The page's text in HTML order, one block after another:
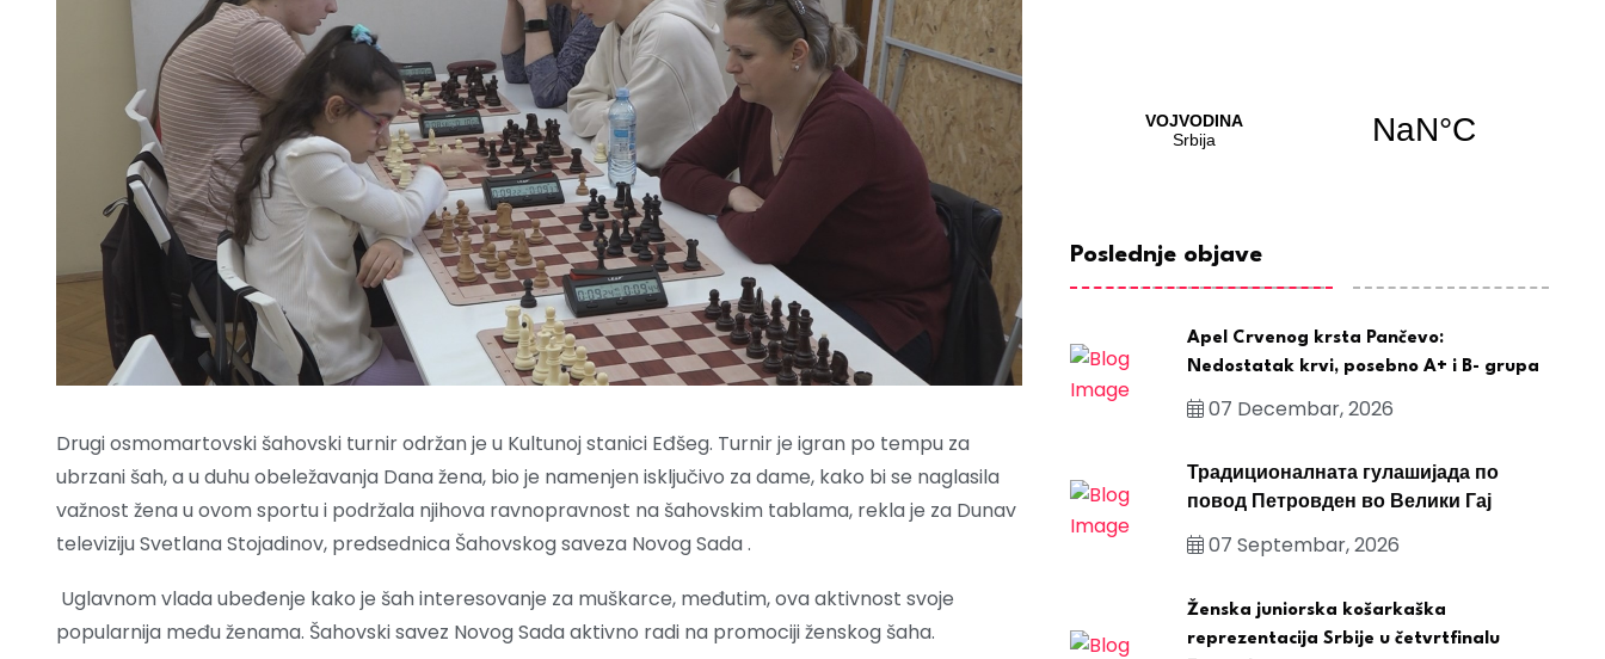
Drugi osmomartovski šahovski turnir održan je u Kultunoj stanici Eđšeg. Turnir je igran po tempu za
ubrzani šah, a u duhu obeležavanja Dana žena, bio je namenjen isključivo za dame, kako bi se naglasila
važnost žena u ovom sportu i podržala njihova ravnopravnost na šahovskim tablama, rekla je za Dunav
televiziju Svetlana Stojadinov, predsednica Šahovskog saveza Novog Sada .
Uglavnom vlada ubeđenje kako je šah interesovanje za muškarce, međutim, ova aktivnost svoje
popularnija među ženama. Šahovski savez Novog Sada aktivno radi na promociji ženskog šaha.
Poslednje objave
Apel Crvenog krsta Pančevo:
Nedostatak krvi, posebno A+ i B- grupa
07 Decembar, 2026
Традиционалната гулашијада по
повод Петровден во Велики Гај
07 Septembar, 2026
Ženska juniorska košarkaška
reprezentacija Srbije u četvrtfinalu